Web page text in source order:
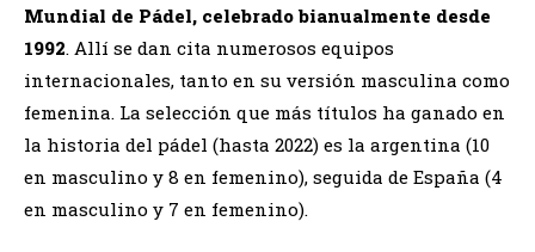
Mundial de Pádel, celebrado bianualmente desde
1992. Allí se dan cita numerosos equipos
internacionales, tanto en su versión masculina como
femenina. La selección que más títulos ha ganado en
la historia del pádel (hasta 2022) es la argentina (10
en masculino y 8 en femenino), seguida de España (4
en masculino y 7 en femenino).